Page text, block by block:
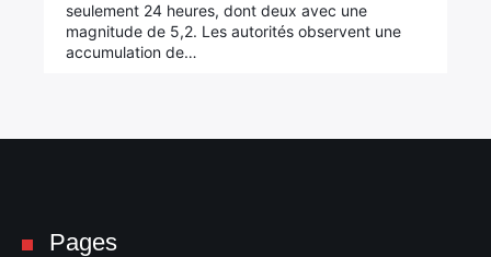
seulement 24 heures, dont deux avec une
magnitude de 5,2. Les autorités observent une
accumulation de…
Pages